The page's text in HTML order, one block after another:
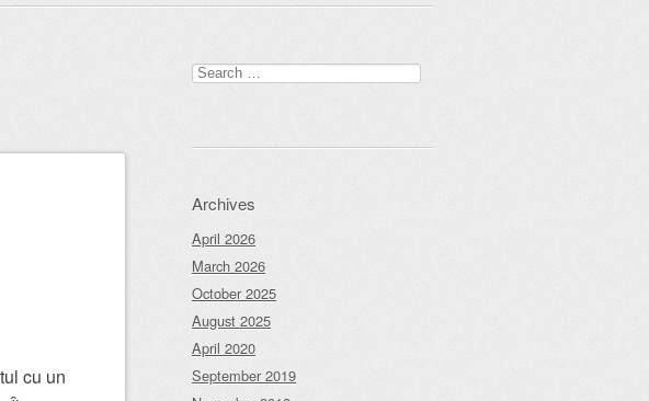
cu un
Search
for:
Archives
April 2026
March 2026
October 2025
August 2025
April 2020
September 2019